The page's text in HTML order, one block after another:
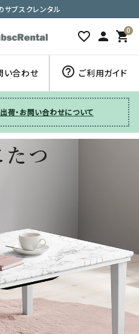
サブスクレンタル
favorite_border person 0
shopping_cart
い合わせ help_outline ご利用ガイド
荷・お問い合わせについて